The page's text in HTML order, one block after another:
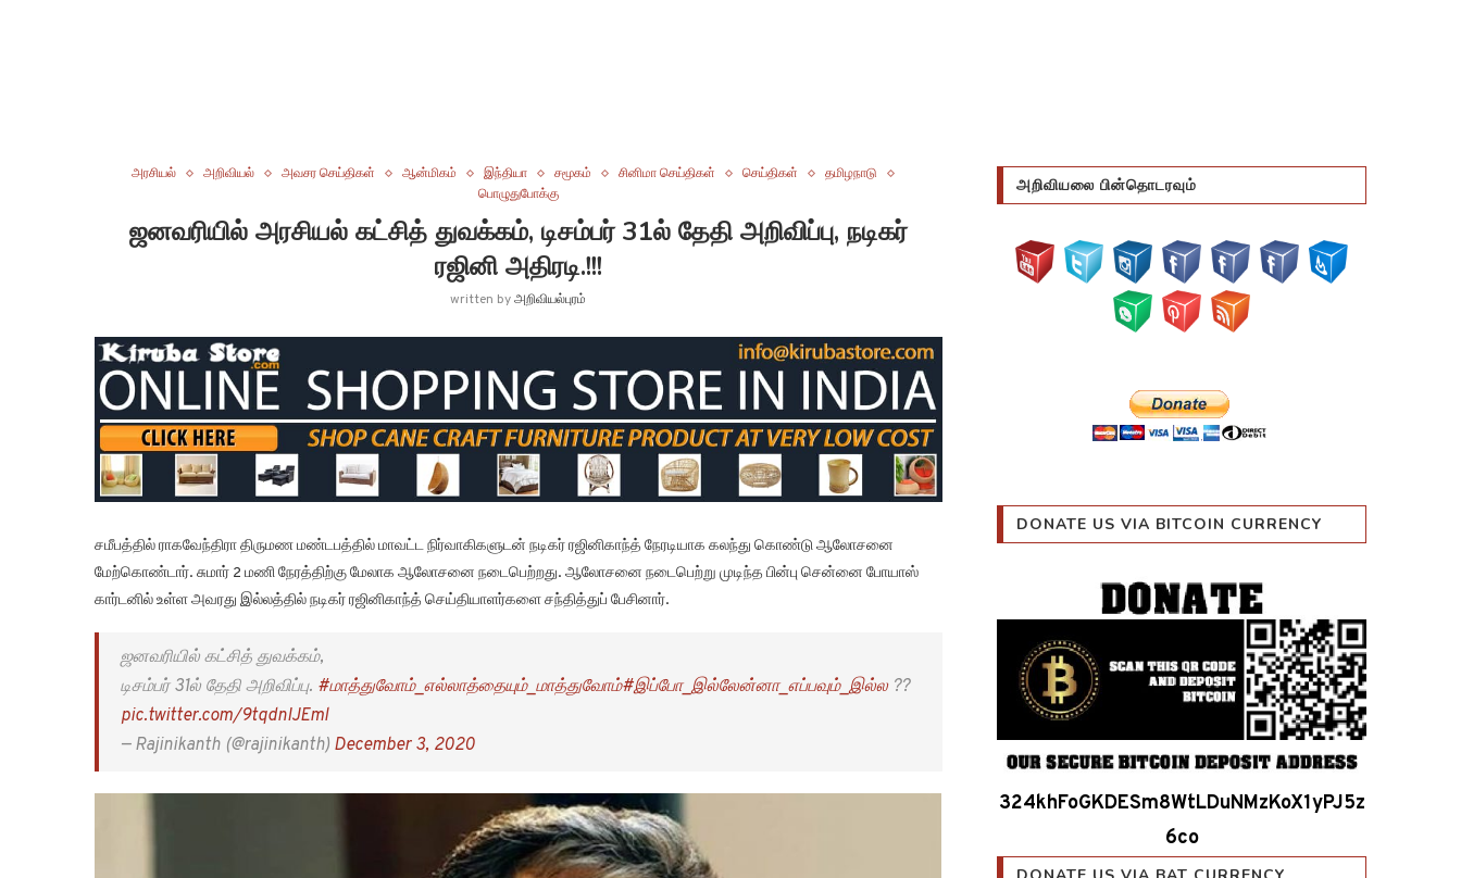
அரசியல் அறிவியல் அவசர செய்திகள் ஆன்மிகம் இந்தியா சமூகம் சினிமா செய்திகள் செய்திகள்
தமிழநாடு
பொழுதுபோக்கு
ஜனவரியில் அரசியல் கட்சித் துவக்கம், டிசம்பர் 31ல் தேதி அறிவிப்பு, நடிகர்
ரஜினி அதிரடி.!!!
written byஅறிவியல்புரம்
சமீபத்தில் ராகவேந்திரா திருமண மண்டபத்தில் மாவட்ட நிர்வாகிகளுடன் நடிகர் ரஜினிகாந்த் நேரடியாக கலந்து கொண்டு ஆலோசனை
மேற்கொண்டார். சுமார் 2 மணி நேரத்திற்கு மேலாக ஆலோசனை நடைபெற்றது. ஆலோசனை நடைபெற்று முடிந்த பின்பு சென்னை போயாஸ்
கார்டனில் உள்ள அவரது இல்லத்தில் நடிகர் ரஜினிகாந்த் செய்தியாளர்களை சந்தித்துப் பேசினார்.
ஜனவரியில் கட்சித் துவக்கம்,
டிசம்பர் 31ல் தேதி அறிவிப்பு. #மாத்துவோம்_எல்லாத்தையும்_மாத்துவோம்#இப்போ_இல்லேன்னா_எப்பவும்_இல்ல??
pic.twitter.com/9tqdnIJEml
— Rajinikanth (@rajinikanth) December 3, 2020
அறிவியலை பின்தொடரவும்
DONATE US VIA BITCOIN CURRENCY
324khFoGKDESm8WtLDuNMzKoX1yPJ5z
6co